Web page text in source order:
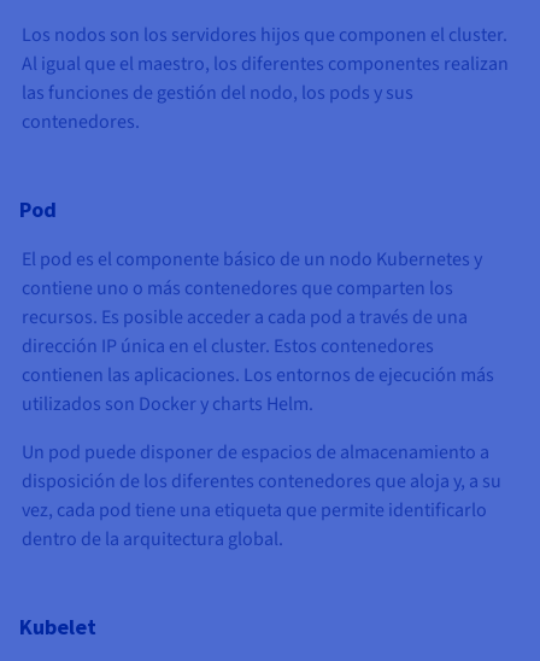
Los nodos son los servidores hijos que componen el cluster.
Al igual que el maestro, los diferentes componentes realizan
las funciones de gestión del nodo, los pods y sus
contenedores.
Pod
El pod es el componente básico de un nodo Kubernetes y
contiene uno o más contenedores que comparten los
recursos. Es posible acceder a cada pod a través de una
dirección IP única en el cluster. Estos contenedores
contienen las aplicaciones. Los entornos de ejecución más
utilizados son Docker y charts Helm.
Un pod puede disponer de espacios de almacenamiento a
disposición de los diferentes contenedores que aloja y, a su
vez, cada pod tiene una etiqueta que permite identificarlo
dentro de la arquitectura global.
Kubelet